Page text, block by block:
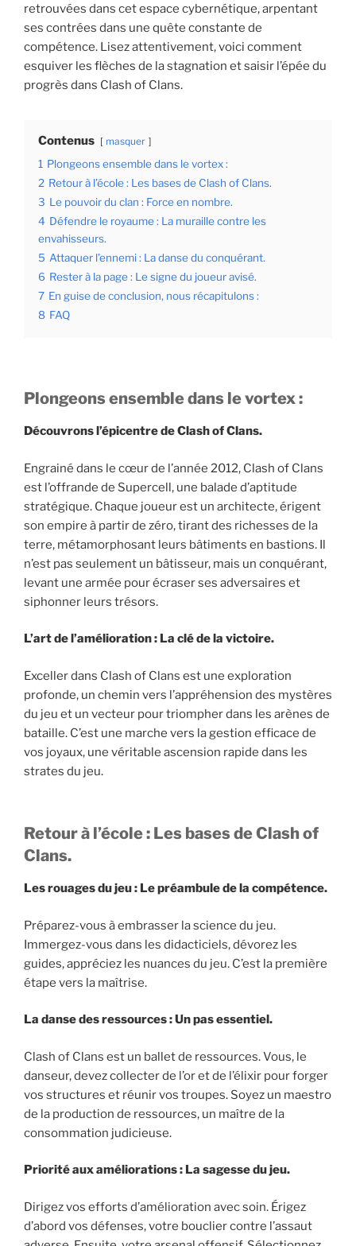
retrouvées dans cet espace cybernétique, arpentant
ses contrées dans une quête constante de
compétence. Lisez attentivement, voici comment
esquiver les flèches de la stagnation et saisir l’épée du
progrès dans Clash of Clans.
Contenus masquer
1 Plongeons ensemble dans le vortex :
2 Retour à l’école : Les bases de Clash of Clans.
3 Le pouvoir du clan : Force en nombre.
4 Défendre le royaume : La muraille contre les
envahisseurs.
5 Attaquer l’ennemi : La danse du conquérant.
6 Rester à la page : Le signe du joueur avisé.
7 En guise de conclusion, nous récapitulons :
8 FAQ
Plongeons ensemble dans le vortex :
Découvrons l’épicentre de Clash of Clans.
Engrainé dans le cœur de l’année 2012, Clash of Clans
est l’offrande de Supercell, une balade d’aptitude
stratégique. Chaque joueur est un architecte, érigent
son empire à partir de zéro, tirant des richesses de la
terre, métamorphosant leurs bâtiments en bastions. Il
n’est pas seulement un bâtisseur, mais un conquérant,
levant une armée pour écraser ses adversaires et
siphonner leurs trésors.
L’art de l’amélioration : La clé de la victoire.
Exceller dans Clash of Clans est une exploration
profonde, un chemin vers l’appréhension des mystères
du jeu et un vecteur pour triompher dans les arènes de
bataille. C’est une marche vers la gestion efficace de
vos joyaux, une véritable ascension rapide dans les
strates du jeu.
Retour à l’école : Les bases de Clash of
Clans.
Les rouages ​​du jeu : Le préambule de la compétence.
Préparez-vous à embrasser la science du jeu.
Immergez-vous dans les didacticiels, dévorez les
guides, appréciez les nuances du jeu. C’est la première
étape vers la maîtrise.
La danse des ressources : Un pas essentiel.
Clash of Clans est un ballet de ressources. Vous, le
danseur, devez collecter de l’or et de l’élixir pour forger
vos structures et réunir vos troupes. Soyez un maestro
de la production de ressources, un maître de la
consommation judicieuse.
Priorité aux améliorations : La sagesse du jeu.
Dirigez vos efforts d’amélioration avec soin. Érigez
d’abord vos défenses, votre bouclier contre l’assaut